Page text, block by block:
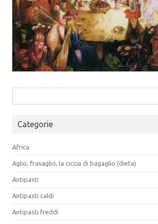
per:
Categorie
Africa
Aglio, fravaglio, la ciccia di bagaglio (dieta)
Antipasti
Antipasti caldi
Antipasti freddi